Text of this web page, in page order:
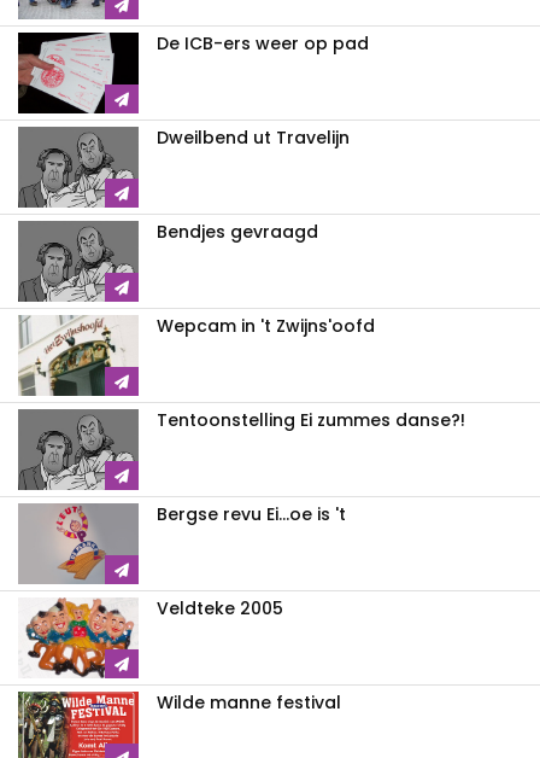
De ICB-ers weer op pad
Dweilbend ut Travelijn
Bendjes gevraagd
Wepcam in 't Zwijns'oofd
Tentoonstelling Ei zummes danse?!
Bergse revu Ei...oe is 't
Veldteke 2005
Wilde manne festival